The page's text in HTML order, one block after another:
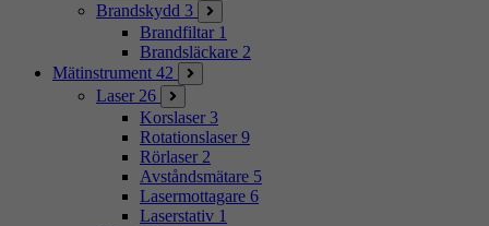
Brandskydd 3
Brandfiltar 1
Brandsläckare 2
Mätinstrument 42
Laser 26
Korslaser 3
Rotationslaser 9
Rörlaser 2
Avståndsmätare 5
Lasermottagare 6
Laserstativ 1